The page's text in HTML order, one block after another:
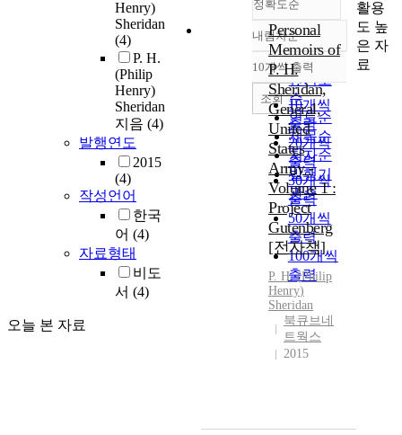
Henry)
Sheridan
(4)
P. H.
(Philip
Henry)
Sheridan
지음 (4)
발행연도
2015
(4)
작성언어
한국
어 (4)
자료형태
비도
서 (4)
오늘 본 자료
정확도순
정확도
순
인기도
순
연도순
제목순
저자순
발행기
관순
내림차순
내림차순
10개씩 출력
10개씩
출력
20개씩
출력
30개씩
출력
50개씩
출력
100개씩
출력
조회
Personal
Memoirs of
P. H.
Sheridan,
General,
United
States
Army -
Volume 1 :
Project
Gutenberg
[전자책]
P. H.(Philip
Henry)
Sheridan
북큐브네
트웍스
2015
활용
도 높
은 자
료